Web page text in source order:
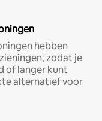
hebben
zodat je
of langer kunt
alternatief voor